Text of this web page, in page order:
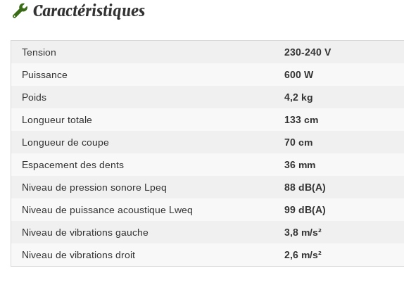
Caractéristiques
Tension
230-240 V
Puissance
600 W
Poids
4,2 kg
Longueur totale
133 cm
Longueur de coupe
70 cm
Espacement des dents
36 mm
Niveau de pression sonore Lpeq
88 dB(A)
Niveau de puissance acoustique Lweq
99 dB(A)
Niveau de vibrations gauche
3,8 m/s²
Niveau de vibrations droit
2,6 m/s²